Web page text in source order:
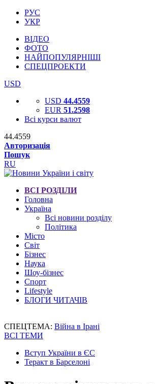
РУС
УКР
ВІДЕО
ФОТО
НАЙПОПУЛЯРНІШІ
СПЕЦПРОЕКТИ
USD
USD 44.4559
EUR 51.2598
Всі курси валют
44.4559
Авторизація
Пошук
RU
ВСІ РОЗДІЛИ
Головна
Україна
Всі новини розділу
Політика
Місто
Світ
Бізнес
Наука
Шоу-бізнес
Спорт
Lifestyle
БЛОГИ ЧИТАЧІВ
СПЕЦТЕМА: Війна в Ірані
ВСІ ТЕМИ
Вступ України в ЄС
Теракт в Барселоні